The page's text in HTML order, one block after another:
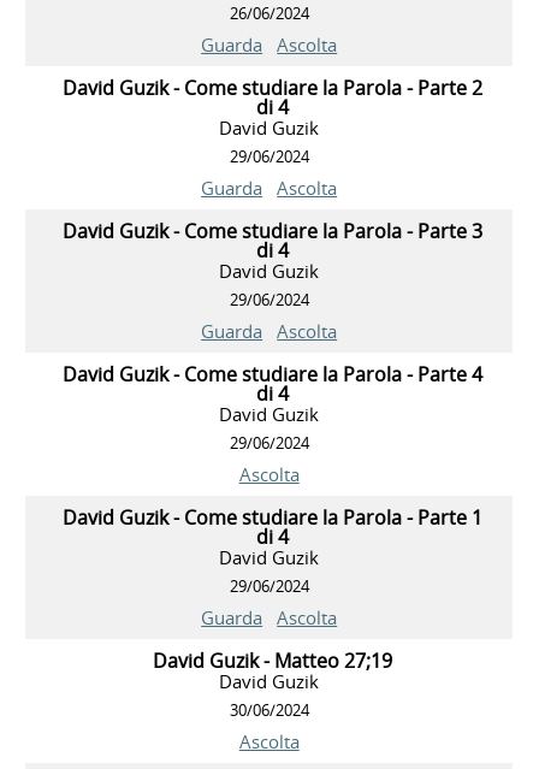
26/06/2024
Guarda Ascolta
David Guzik - Come studiare la Parola - Parte 2
di 4
David Guzik
29/06/2024
Guarda Ascolta
David Guzik - Come studiare la Parola - Parte 3
di 4
David Guzik
29/06/2024
Guarda Ascolta
David Guzik - Come studiare la Parola - Parte 4
di 4
David Guzik
29/06/2024
Ascolta
David Guzik - Come studiare la Parola - Parte 1
di 4
David Guzik
29/06/2024
Guarda Ascolta
David Guzik - Matteo 27;19
David Guzik
30/06/2024
Ascolta